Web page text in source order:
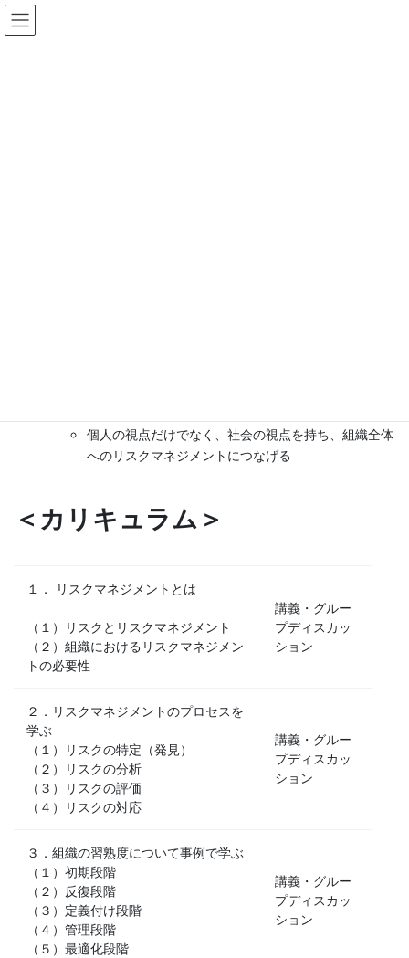
コ
ン
ナ
ビ
個人の視点だけでなく、社会の視点を持ち、組織全体
へのリスクマネジメントにつなげる
＜カリキュラム＞
１． リスクマネジメントとは
（１）リスクとリスクマネジメント
（２）組織におけるリスクマネジメン
トの必要性
講義・グルー
プディスカッ
ション
２．リスクマネジメントのプロセスを
学ぶ
（１）リスクの特定（発見）
（２）リスクの分析
（３）リスクの評価
（４）リスクの対応
講義・グルー
プディスカッ
ション
３．組織の習熟度について事例で学ぶ
（１）初期段階
（２）反復段階
（３）定義付け段階
（４）管理段階
（５）最適化段階
講義・グルー
プディスカッ
ション